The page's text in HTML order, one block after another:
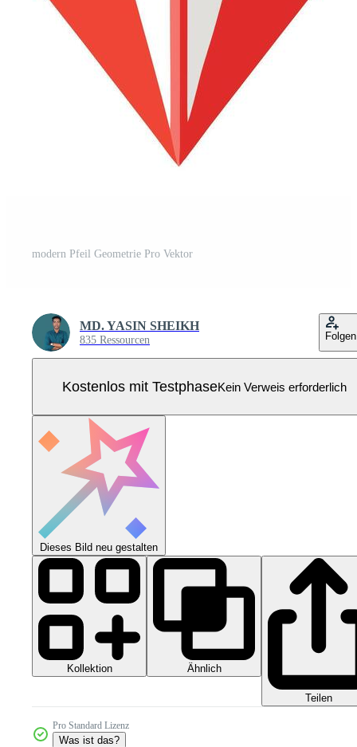
modern Pfeil Geometrie Pro Vektor
MD. YASIN SHEIKH
835 Ressourcen Folgen
Kostenlos mit TestphaseKein Verweis erforderlich
Dieses Bild neu gestalten
Kollektion Ähnlich
Teilen
Pro Standard Lizenz
Was ist das?